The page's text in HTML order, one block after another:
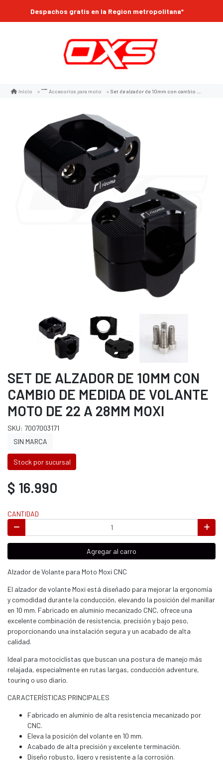
Despachos gratis en la Region metropolitana*
Inicio Accesorios para moto Set de alzador de 10mm con cambio de medida de volante moto de 22 a 28mm moxi
SET DE ALZADOR DE 10MM CON
CAMBIO DE MEDIDA DE VOLANTE
MOTO DE 22 A 28MM MOXI
SKU: 7007003171
SIN MARCA
Stock por sucursal
$ 16.990
CANTIDAD
Agregar al carro
Alzador de Volante para Moto Moxi CNC
El alzador de volante Moxi está diseñado para mejorar la ergonomía
y comodidad durante la conducción, elevando la posición del manillar
en 10 mm. Fabricado en aluminio mecanizado CNC, ofrece una
excelente combinación de resistencia, precisión y bajo peso,
proporcionando una instalación segura y un acabado de alta
calidad.
Ideal para motociclistas que buscan una postura de manejo más
relajada, especialmente en rutas largas, conducción adventure,
touring o uso diario.
CARACTERÍSTICAS PRINCIPALES
Fabricado en aluminio de alta resistencia mecanizado por
CNC.
Eleva la posición del volante en 10 mm.
Acabado de alta precisión y excelente terminación.
Diseño robusto, ligero y resistente a la corrosión.